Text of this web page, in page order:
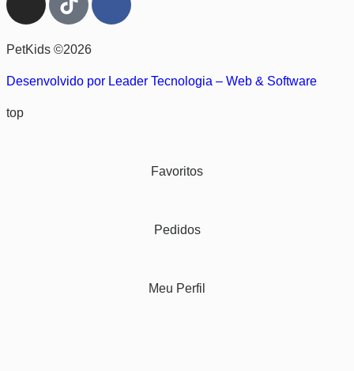
PetKids ©2026
Desenvolvido por Leader Tecnologia – Web & Software
top
Favoritos
Pedidos
Meu Perfil